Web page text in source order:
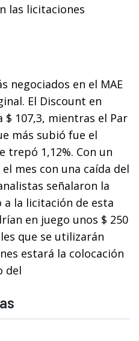
las licitaciones
negociados en el MAE
El Discount en
$ 107,3, mientras el Par
más subió fue el
trepó 1,12%. Con un
mes con una caída del
señalaron la
la licitación de esta
en juego unos $ 250
que se utilizarán
estará la colocación
del